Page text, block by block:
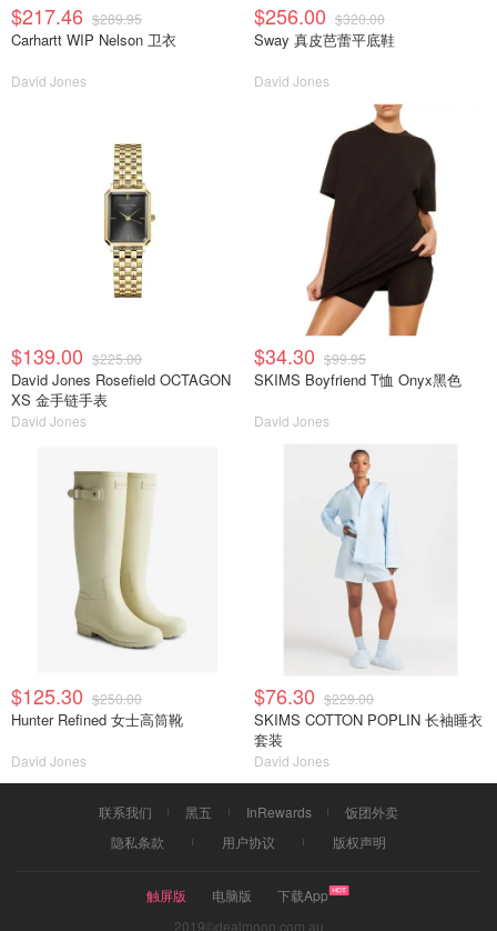
$217.46 $289.95
Carhartt WIP Nelson 卫衣
David Jones
$256.00 $320.00
Sway 真皮芭蕾平底鞋
David Jones
$139.00 $225.00
David Jones Rosefield OCTAGON
XS 金手链手表
David Jones
$34.30 $99.95
SKIMS Boyfriend T恤 Onyx黑色
David Jones
$125.30 $250.00
Hunter Refined 女士高筒靴
David Jones
$76.30 $229.00
SKIMS COTTON POPLIN 长袖睡衣
套装
David Jones
联系我们 黑五 InRewards
饭团外卖
隐私条款
用户协议 版权声明
触屏版 电脑版
下载App
2019©dealmoon.com.au